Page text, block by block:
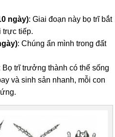
ngày): Giai đoạn này bọ trĩ bắt
trực tiếp.
: Chúng ẩn mình trong đất
Bọ trĩ trưởng thành có thể sống
và sinh sản nhanh, mỗi con